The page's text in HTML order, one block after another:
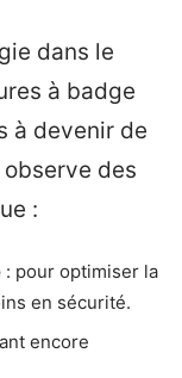
dans le
à badge
à devenir de
des
:
: pour optimiser la
en sécurité.
encore